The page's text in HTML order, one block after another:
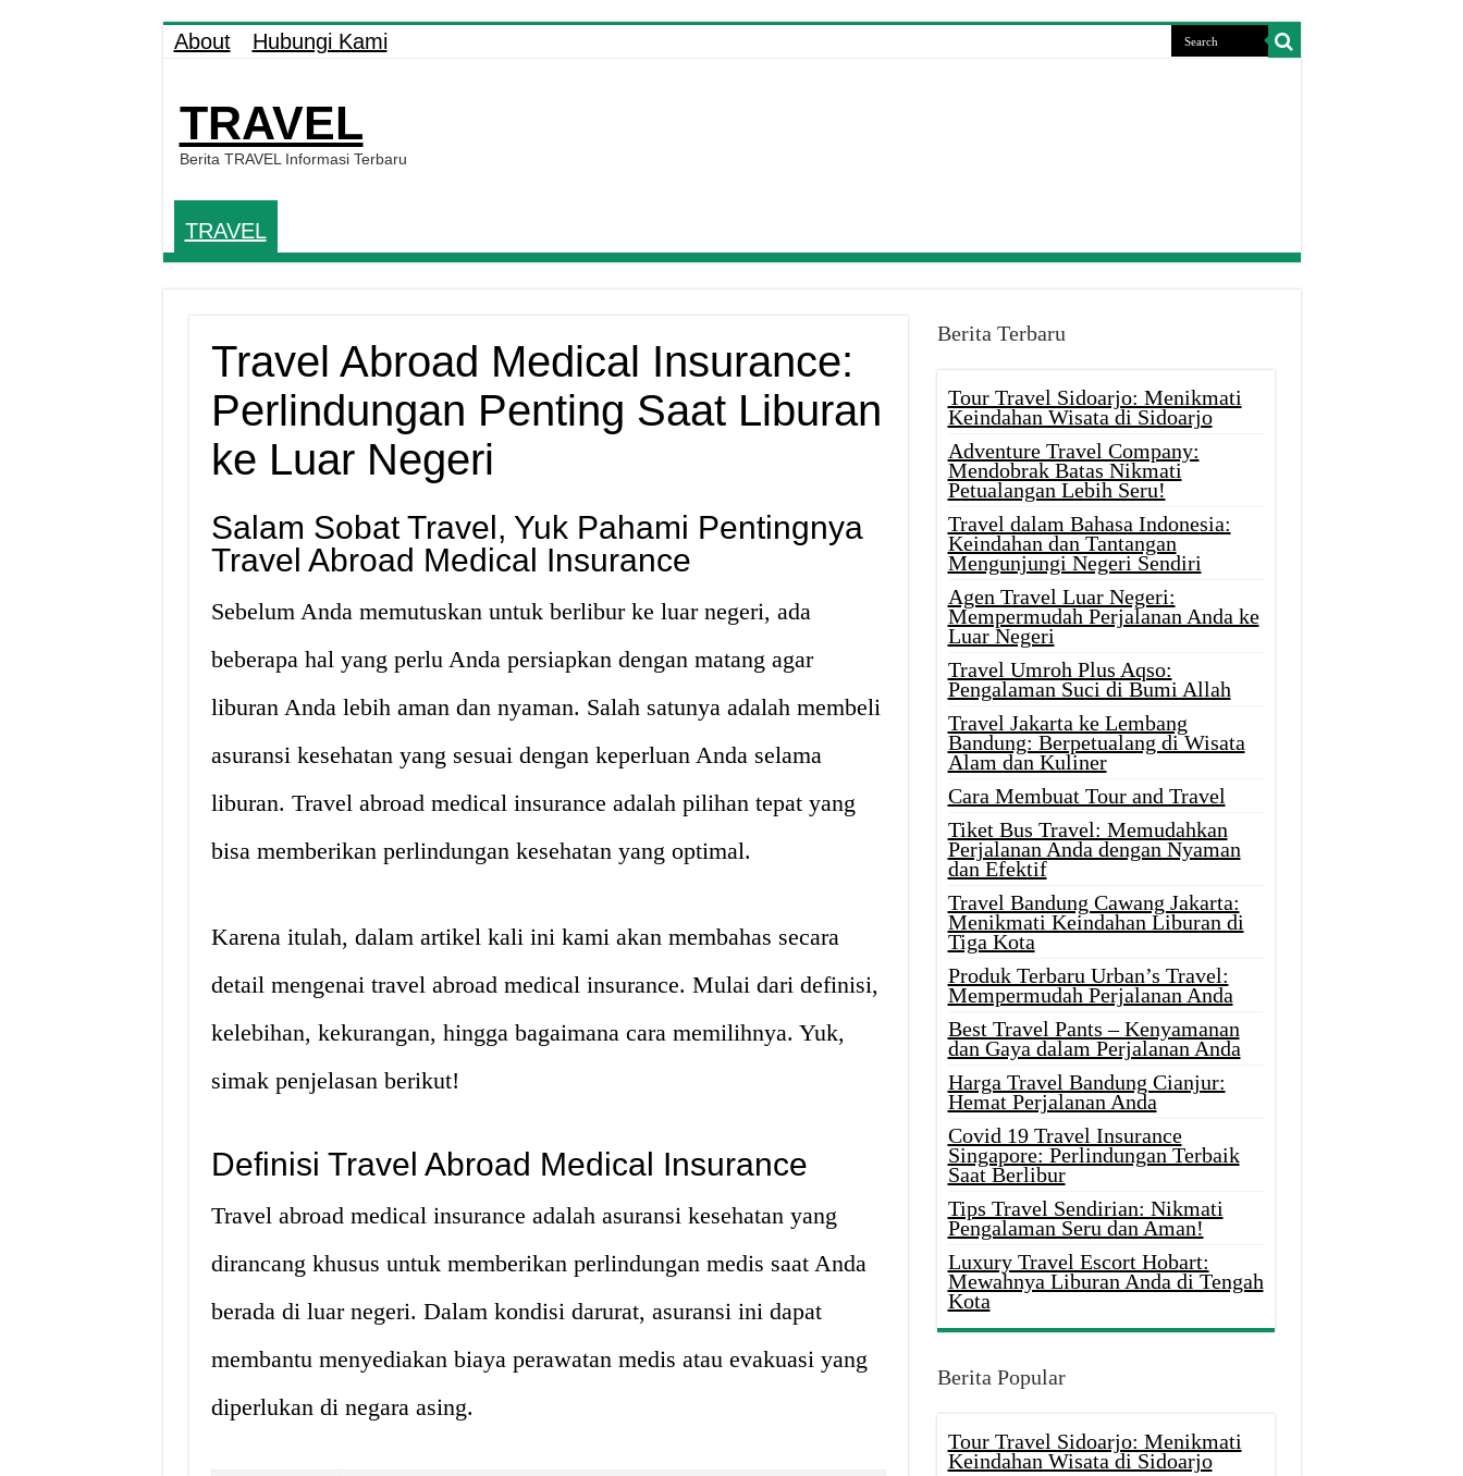
About Hubungi Kami
TRAVEL
Berita TRAVEL Informasi Terbaru
TRAVEL
Travel Abroad Medical Insurance:
Perlindungan Penting Saat Liburan
ke Luar Negeri
Salam Sobat Travel, Yuk Pahami Pentingnya
Travel Abroad Medical Insurance
Sebelum Anda memutuskan untuk berlibur ke luar negeri, ada
beberapa hal yang perlu Anda persiapkan dengan matang agar
liburan Anda lebih aman dan nyaman. Salah satunya adalah membeli
asuransi kesehatan yang sesuai dengan keperluan Anda selama
liburan. Travel abroad medical insurance adalah pilihan tepat yang
bisa memberikan perlindungan kesehatan yang optimal.
Karena itulah, dalam artikel kali ini kami akan membahas secara
detail mengenai travel abroad medical insurance. Mulai dari definisi,
kelebihan, kekurangan, hingga bagaimana cara memilihnya. Yuk,
simak penjelasan berikut!
Definisi Travel Abroad Medical Insurance
Travel abroad medical insurance adalah asuransi kesehatan yang
dirancang khusus untuk memberikan perlindungan medis saat Anda
berada di luar negeri. Dalam kondisi darurat, asuransi ini dapat
membantu menyediakan biaya perawatan medis atau evakuasi yang
diperlukan di negara asing.
Berita Terbaru
Tour Travel Sidoarjo: Menikmati
Keindahan Wisata di Sidoarjo
Adventure Travel Company:
Mendobrak Batas Nikmati
Petualangan Lebih Seru!
Travel dalam Bahasa Indonesia:
Keindahan dan Tantangan
Mengunjungi Negeri Sendiri
Agen Travel Luar Negeri:
Mempermudah Perjalanan Anda ke
Luar Negeri
Travel Umroh Plus Aqso:
Pengalaman Suci di Bumi Allah
Travel Jakarta ke Lembang
Bandung: Berpetualang di Wisata
Alam dan Kuliner
Cara Membuat Tour and Travel
Tiket Bus Travel: Memudahkan
Perjalanan Anda dengan Nyaman
dan Efektif
Travel Bandung Cawang Jakarta:
Menikmati Keindahan Liburan di
Tiga Kota
Produk Terbaru Urban’s Travel:
Mempermudah Perjalanan Anda
Best Travel Pants – Kenyamanan
dan Gaya dalam Perjalanan Anda
Harga Travel Bandung Cianjur:
Hemat Perjalanan Anda
Covid 19 Travel Insurance
Singapore: Perlindungan Terbaik
Saat Berlibur
Tips Travel Sendirian: Nikmati
Pengalaman Seru dan Aman!
Luxury Travel Escort Hobart:
Mewahnya Liburan Anda di Tengah
Kota
Berita Popular
Tour Travel Sidoarjo: Menikmati
Keindahan Wisata di Sidoarjo